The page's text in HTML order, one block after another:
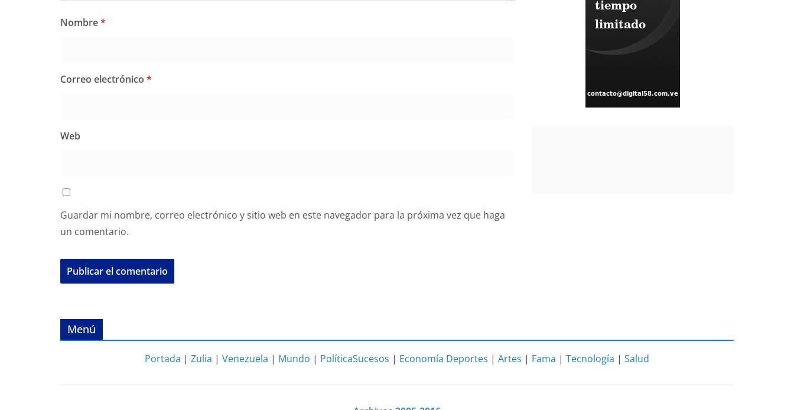
Nombre*
Correo electrónico *
Web
Guardar mi nombre, correo electrónico y sitio web en este navegador para la próxima vez que haga
un comentario.
Menú
Portada | Zulia | Venezuela | Mundo | PolíticaSucesos | Economía Deportes | Artes | Fama | Tecnología | Salud